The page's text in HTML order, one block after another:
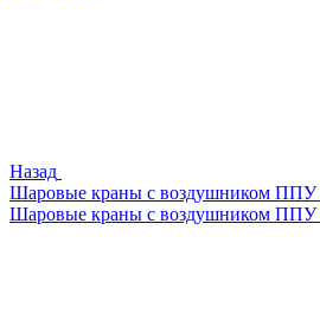
Назад
Шаровые краны с воздушником
Шаровые краны с воздушником